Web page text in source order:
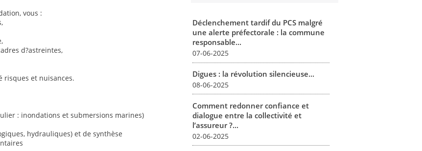
vous :
d?astreintes,
risques et nuisances.
: inondations et submersions marines)
hydrauliques) et de synthèse
Déclenchement tardif du PCS malgré
une alerte préfectorale : la commune
responsable...
07-06-2025
Digues : la révolution silencieuse...
08-06-2025
Comment redonner confiance et
dialogue entre la collectivité et
l’assureur ?...
02-06-2025